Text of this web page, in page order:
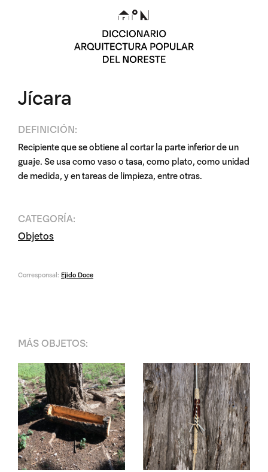
Jícara
DEFINICIÓN:
Recipiente que se obtiene al cortar la parte inferior de un
guaje. Se usa como vaso o tasa, como plato, como unidad
de medida, y en tareas de limpieza, entre otras.
CATEGORÍA:
Objetos
Corresponsal: Ejido Doce
MÁSOBJETOS: